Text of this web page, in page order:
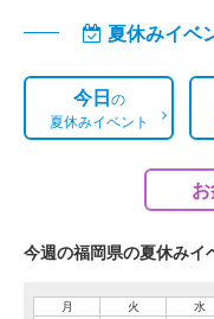
夏休みイベ
今日の
夏休みイベント
今週の福岡県の夏休みイ
月 火 水